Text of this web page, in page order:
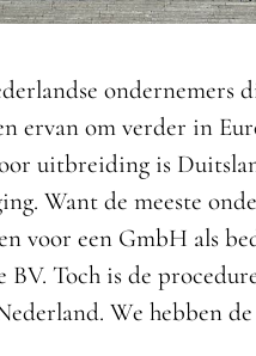
ondernemers
ervan om verder in
uitbreiding is
Want de meeste
voor een GmbH als
BV. Toch is de
We hebben